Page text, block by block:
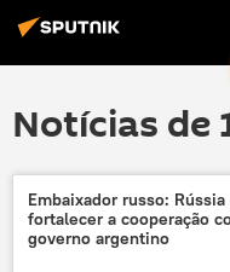
Notícias de
Embaixador russo:
fortalecer a cooperação
governo argentino